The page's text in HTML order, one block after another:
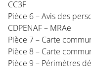
CC3F
Pièce 6 – Avis des
CDPENAF – MRAe
Pièce 7 – Carte
Pièce 8 – Carte
Pièce 9 – Périmètres